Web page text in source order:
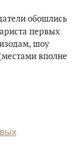
обошлись
первых
шоу
вполне